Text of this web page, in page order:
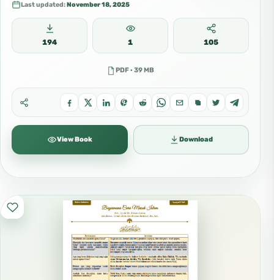
Last updated:November 18, 2025
194 1 105
PDF · 39 MB
View Book Download